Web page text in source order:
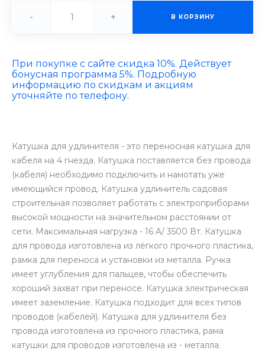
- + В КОРЗИНУ
При покупке с сайте скидка 10%. Действует
бонусная программа 5%. Подробную
информацию по скидкам и акциям
уточняйте по телефону.
Катушка для удлинителя - это переносная катушка для
кабеля на 4 гнезда. Катушка поставляется без провода
(кабеля) необходимо подключить и намотать уже
имеющийся провод. Катушка удлинитель садовая
строительная позволяет работать с электроприборами
высокой мощности на значительном расстоянии от
сети. Максимальная нагрузка - 16 A/ 3500 Вт. Катушка
для провода изготовлена из лёгкого прочного пластика,
рамка для переноса и установки из металла. Ручка
имеет углубления для пальцев, чтобы обеспечить
хороший захват при переносе. Катушка электрическая
имеет заземление. Катушка подходит для всех типов
проводов (кабелей). Катушка для удлинителя без
провода изготовлена из прочного пластика, рама
катушки для проводов изготовлена из - металла.